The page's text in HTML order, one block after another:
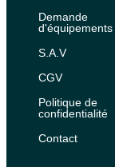
Demande
d'équipements
S.A.V
CGV
Politique de
confidentialité
Contact